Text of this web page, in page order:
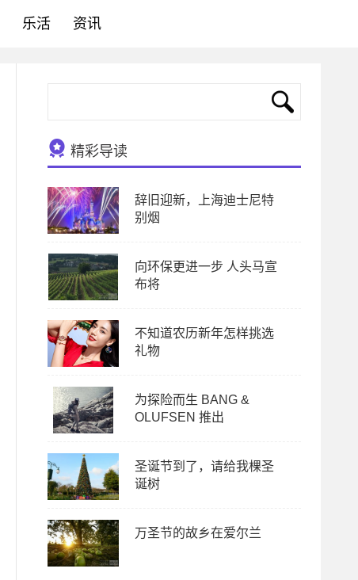
乐活 资讯
精彩导读
辞旧迎新，上海迪士尼特
别烟
向环保更进一步 人头马宣
布将
不知道农历新年怎样挑选
礼物
为探险而生 BANG &
OLUFSEN 推出
圣诞节到了，请给我棵圣
诞树
万圣节的故乡在爱尔兰